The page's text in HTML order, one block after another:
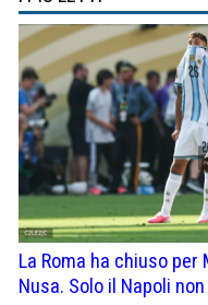
La Roma ha chiuso per
Nusa. Solo il Napoli